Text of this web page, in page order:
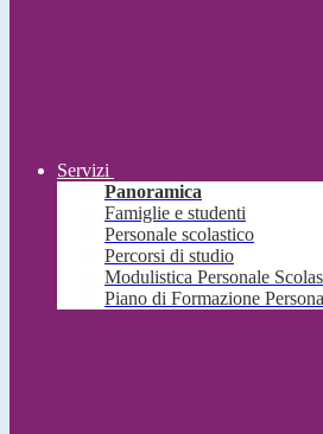
Servizi
Panoramica
Famiglie e studenti
Personale scolastico
Percorsi di studio
Modulistica Personale
Piano di Formazione